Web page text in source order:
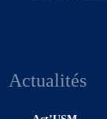
Actualités